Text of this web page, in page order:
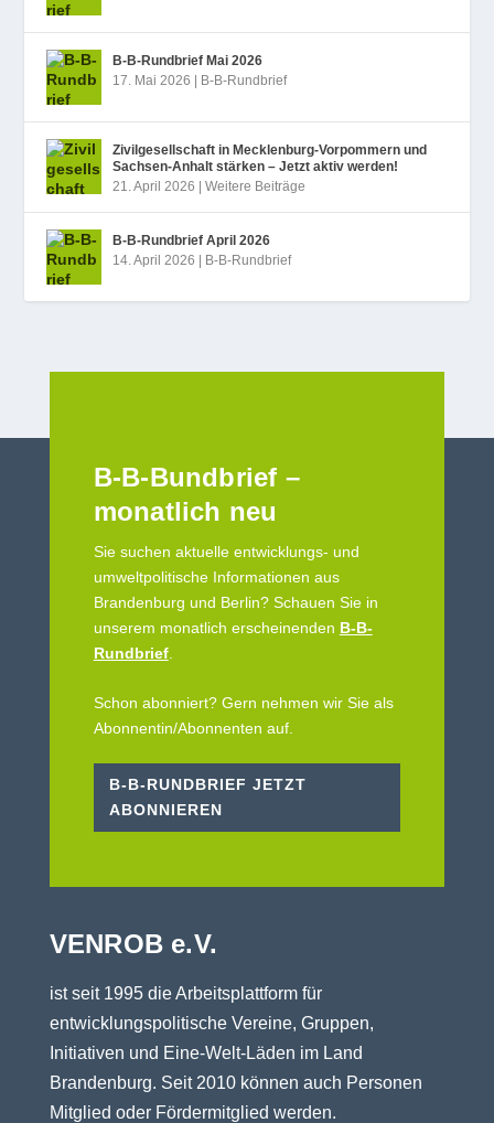
B‑B-Rundbrief Mai 2026
17. Mai 2026
B-B-Rundbrief
Zivilgesellschaft in Mecklenburg-Vorpommern und
Sachsen-Anhalt stärken – Jetzt aktiv werden!
21. April 2026
|Weitere Beiträge
B‑B-Rundbrief April 2026
14. April 2026
B-B-Rundbrief
B-B-Bundbrief –
monatlich neu
Sie suchen aktuelle entwicklungs- und
umweltpolitische Informationen aus
Brandenburg und Berlin? Schauen Sie in
unserem monatlich erscheinenden B-B-
Rundbrief.
Schon abonniert? Gern nehmen wir Sie als
Abonnentin/Abonnenten auf.
B-B-RUNDBRIEF JETZT
ABONNIEREN
VENROB e.V.
ist seit 1995 die Arbeitsplattform für
entwicklungspolitische Vereine, Gruppen,
Initiativen und Eine-Welt-Läden im Land
Brandenburg. Seit 2010 können auch Personen
Mitglied oder Fördermitglied werden.